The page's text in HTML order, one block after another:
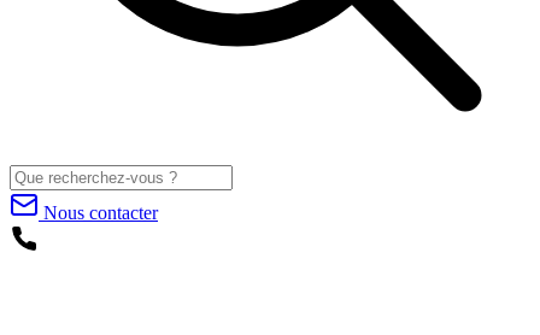
Nous contacter